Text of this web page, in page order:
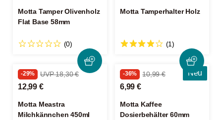
Motta Tamper Olivenholz
Flat Base 58mm
(0)
Motta Tamperhalter Holz
(1)
-29% UVP 18,30 €
12,99 €
Motta Meastra
Milchkännchen 450ml
Neu
-36% 10,99 €
6,99 €
Motta Kaffee
Dosierbehälter 60mm